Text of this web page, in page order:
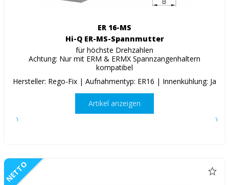
ER 16-MS
Hi-Q ER-MS-Spannmutter
für höchste Drehzahlen
Achtung: Nur mit ERM & ERMX Spannzangenhaltern
kompatibel
Hersteller: Rego-Fix | Aufnahmentyp: ER16 | Innenkühlung: Ja
Artikel anzeigen
NETTO